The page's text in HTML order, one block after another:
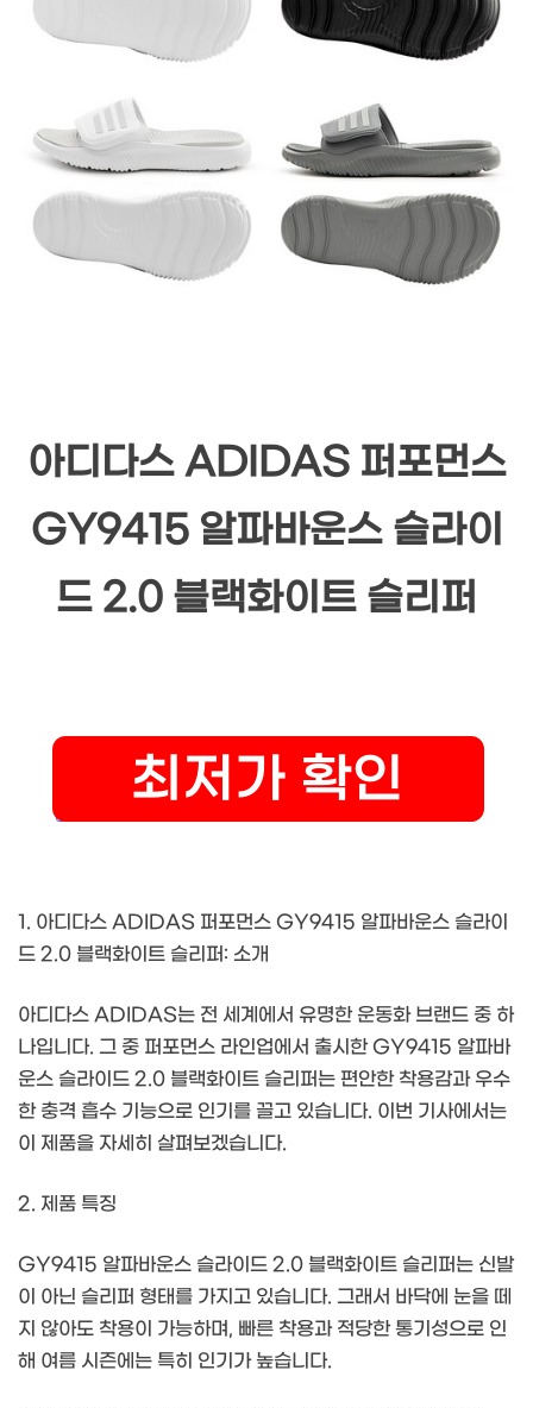
아디다스 ADIDAS 퍼포먼스
GY9415 알파바운스 슬라이
드 2.0 블랙화이트 슬리퍼
1. 아디다스 ADIDAS 퍼포먼스 GY9415 알파바운스 슬라이
드 2.0 블랙화이트 슬리퍼: 소개
아디다스 ADIDAS는 전 세계에서 유명한 운동화 브랜드 중 하
나입니다. 그 중 퍼포먼스 라인업에서 출시한 GY9415 알파바
운스 슬라이드 2.0 블랙화이트 슬리퍼는 편안한 착용감과 우수
한 충격 흡수 기능으로 인기를 끌고 있습니다. 이번 기사에서는
이 제품을 자세히 살펴보겠습니다.
2. 제품 특징
GY9415 알파바운스 슬라이드 2.0 블랙화이트 슬리퍼는 신발
이 아닌 슬리퍼 형태를 가지고 있습니다. 그래서 바닥에 눈을 떼
지 않아도 착용이 가능하며, 빠른 착용과 적당한 통기성으로 인
해 여름 시즌에는 특히 인기가 높습니다.